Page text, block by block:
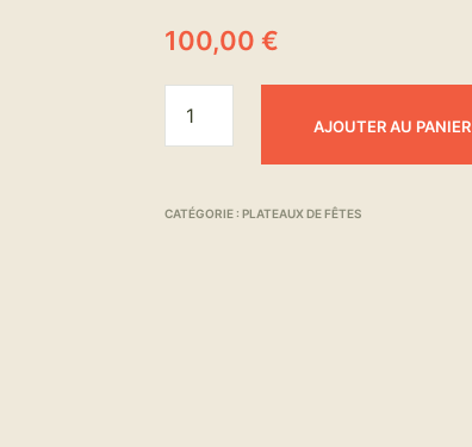
100,00 €
AJOUTER AU PANIER
CATÉGORIE :PLATEAUX DE FÊTES